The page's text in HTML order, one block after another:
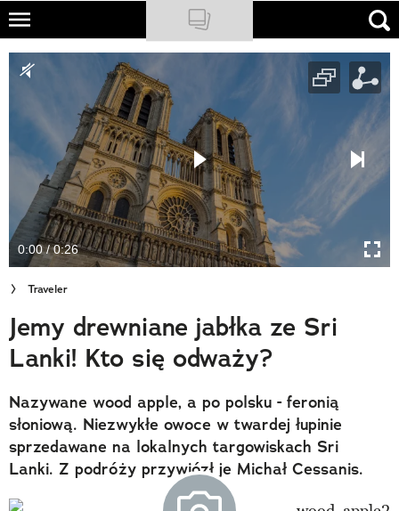
Skip
main
NATIONAL GEOGRAPHIC
PODCASTY
Sklep
Newsletter
Cuda Polski
Wielki Konkurs Fotograficzny
Trendbook Podróżniczy
Polecane
0:00 / 0:26
Traveler
Jemy drewniane jabłka ze Sri
Lanki! Kto się odważy?
Nazywane wood apple, a po polsku - feronią
słoniową. Niezwykłe owoce w twardej łupinie
sprzedawane na lokalnych targowiskach Sri
Lanki. Z podróży przywiózł je Michał Cessanis.